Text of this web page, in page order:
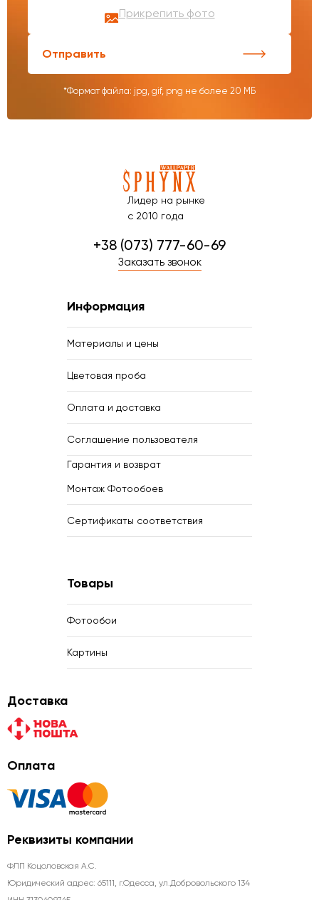
Прикрепить фото
Отправить
*Формат файла: jpg, gif, png не более 20 МБ
Лидер на рынке
с 2010 года
+38 (073) 777-60-69
Заказать звонок
Информация
Материалы и цены
Цветовая проба
Оплата и доставка
Соглашение пользователя
Гарантия и возврат
Монтаж Фотообоев
Сертификаты соответствия
Товары
Фотообои
Картины
Доставка
Оплата
Реквизиты компании
ФЛП Коцоловская А.С.
Юридический адрес: 65111, г.Одесса, ул.Добровольского 134